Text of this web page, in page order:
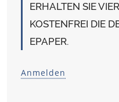
ERHALTEN SIE
KOSTENFREI DIE
EPAPER.
Anmelden